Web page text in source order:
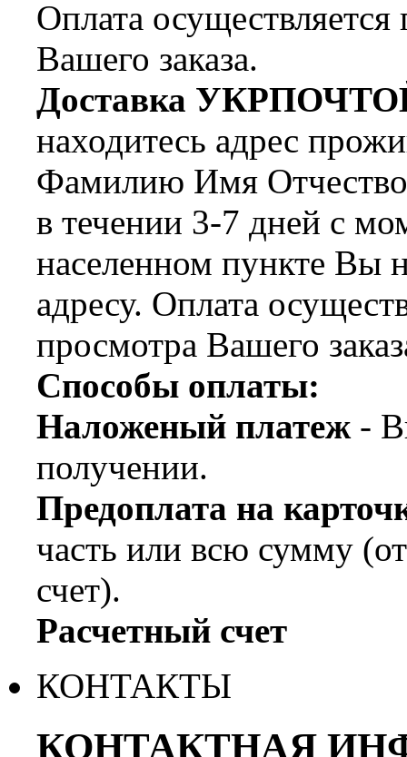
Оплата
Вашего заказа.
Доставка
находитесь адрес
Фамилию Имя Отчество
в течении 3-7 дней с
населенном пункте Вы
адресу. Оплата
просмотра Вашего
Способы оплаты:
Наложеный платеж -
получении.
Предоплата на
часть или всю сумму
счет).
Расчетный счет
КОНТАКТЫ
КОНТАКТНАЯ